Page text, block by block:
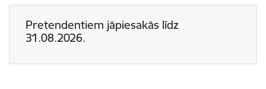
Pretendentiem jāpiesakās līdz
31.08.2026.